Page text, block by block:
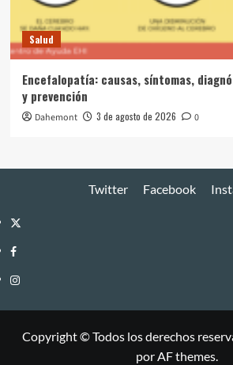
Salud
Encefalopatía: causas, síntomas,
y prevención
Dahemont 3 de agosto de 2026 0
Twitter Facebook
Twitter
Facebook
Instagram
Copyright © Todos los derechos
por AF themes.